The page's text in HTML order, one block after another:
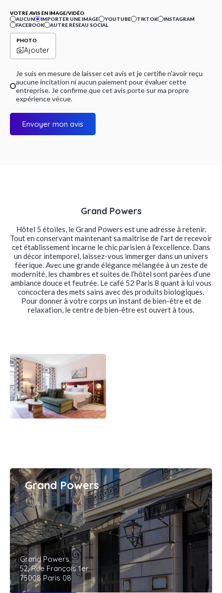
VOTRE AVIS EN IMAGE/VIDÉO
AUCUN
IMPORTER UNE IMAGE YOUTUBE TIKTOK
INSTAGRAM
FACEBOOK
AUTRE RÉSEAU SOCIAL
PHOTO
Ajouter
Je suis en mesure de laisser cet avis et je certifie n'avoir reçu
aucune incitation ni aucun paiement pour évaluer cette
entreprise. Je confirme que cet avis porte sur ma propre
expérience vécue.
Envoyer mon avis
Grand Powers
Hôtel 5 étoiles, le Grand Powers est une adresse à retenir.
Tout en conservant maintenant sa maîtrise de l'art de recevoir
cet établissement incarne le chic parisien à l'excellence. Dans
un décor intemporel, laissez-vous immerger dans un univers
féerique. Avec une grande élégance mélangée à un zeste de
modernité, les chambres et suites de l’hôtel sont parées d’une
ambiance douce et feutrée. Le café 52 Paris 8 quant à lui vous
concoctera des mets sains avec des produits biologiques.
Pour donner à votre corps un instant de bien-être et de
relaxation, le centre de bien-être est ouvert à tous.
Grand Powers
Grand Powers
52, Rue François 1er
75008 Paris 08